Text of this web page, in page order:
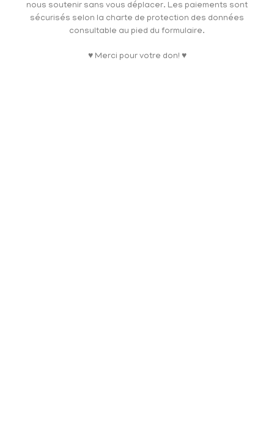
nous soutenir sans vous déplacer. Les paiements sont
sécurisés selon la charte de protection des données
consultable au pied du formulaire.
♥ Merci pour votre don! ♥